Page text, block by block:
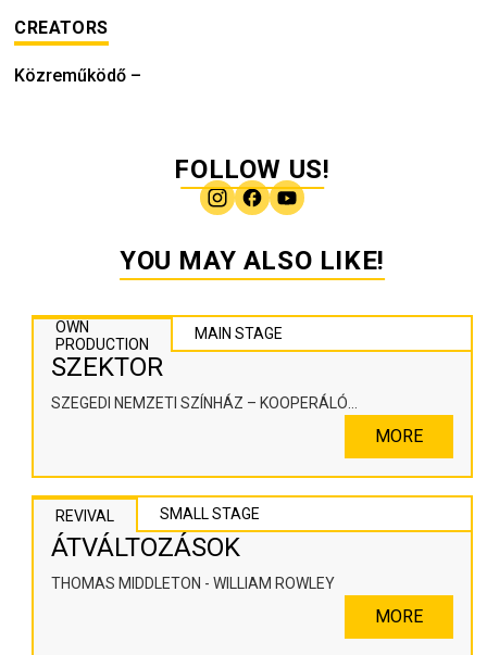
CREATORS
Közreműködő –
FOLLOW US!
YOU MAY ALSO LIKE!
OWN
PRODUCTION
MAIN STAGE
SZEKTOR
SZEGEDI NEMZETI SZÍNHÁZ – KOOPERÁLÓ
MORE
REVIVAL SMALL STAGE
ÁTVÁLTOZÁSOK
THOMAS MIDDLETON - WILLIAM ROWLEY
MORE